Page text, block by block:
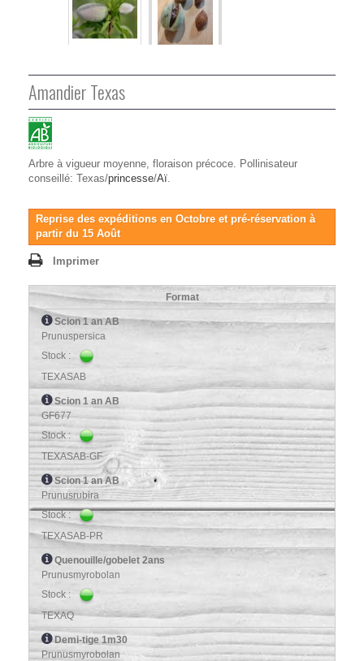
Amandier Texas
Arbre à vigueur moyenne, floraison précoce. Pollinisateur
conseillé: Texas/princesse/Aï.
Reprise des expéditions en Octobre et pré-réservation à
partir du 15 Août
Imprimer
Format
Scion 1 an AB
Prunuspersica
Stock :
TEXASAB
Scion 1 an AB
GF677
Stock :
TEXASAB-GF
Scion 1 an AB
Prunusrubira
Stock :
TEXASAB-PR
Quenouille/gobelet 2ans
Prunusmyrobolan
Stock :
TEXAQ
Demi-tige 1m30
Prunusmyrobolan